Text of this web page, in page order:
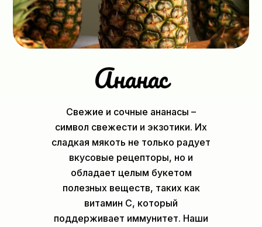
Ананас
Свежие и сочные ананасы –
символ свежести и экзотики. Их
сладкая мякоть не только радует
вкусовые рецепторы, но и
обладает целым букетом
полезных веществ, таких как
витамин C, который
поддерживает иммунитет. Наши